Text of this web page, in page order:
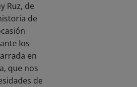
Ruz, de
de
los
en
que nos
de